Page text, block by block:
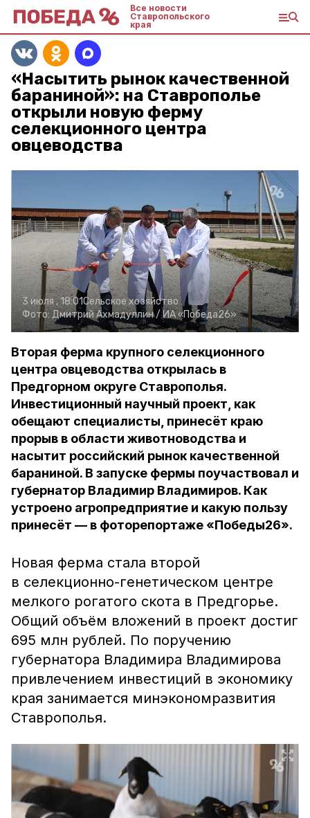
Все новости
Ставропольского
края
«Насытить рынок качественной
бараниной»: на Ставрополье
открыли новую ферму
селекционного центра
овцеводства
3 июля , 18:01Сельское хозяйство
Фото:Дмитрий Ахмадуллин / ИА «Победа26»
Вторая ферма крупного селекционного
центра овцеводства открылась в
Предгорном округе Ставрополья.
Инвестиционный научный проект, как
обещают специалисты, принесёт краю
прорыв в области животноводства и
насытит российский рынок качественной
бараниной. В запуске фермы поучаствовал и
губернатор Владимир Владимиров. Как
устроено агропредприятие и какую пользу
принесёт — в фоторепортаже «Победы26».
Новая ферма стала второй
в селекционно-генетическом центре
мелкого рогатого скота в Предгорье.
Общий объём вложений в проект достиг
695 млн рублей. По поручению
губернатора Владимира Владимирова
привлечением инвестиций в экономику
края занимается минэкономразвития
Ставрополья.